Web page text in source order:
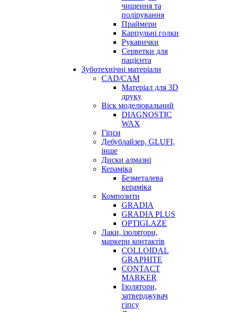
чищення та
полірування
Праймери
Карпульні голки
Рукавички
Серветки для
пацієнта
Зуботехнічні матеріали
CAD/CAM
Матеріал для 3D
друку
Віск моделювальний
DIAGNOSTIC
WAX
Гіпси
Дебублайзер, GLUFI,
інше
Диски алмазні
Кераміка
Безметалева
кераміка
Композити
GRADIA
GRADIA PLUS
OPTIGLAZE
Лаки, ізолятори,
маркери контактів
COLLOIDAL
GRAPHITE
CONTACT
MARKER
Ізолятори,
затверджувач
гіпсу